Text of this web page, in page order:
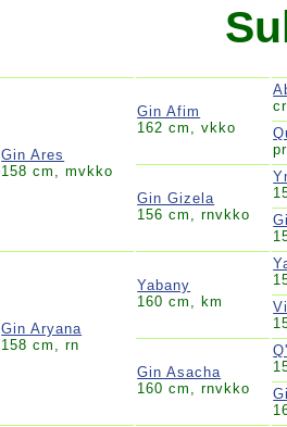
Gin Ares
158 cm, mvkko
Gin Afim
162 cm, vkko
Gin Gizela
156 cm, rnvkko
Gin Aryana
158 cm, rn
Yabany
160 cm, km
Gin Asacha
160 cm, rnvkko